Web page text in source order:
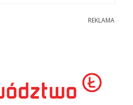
REKLAMA